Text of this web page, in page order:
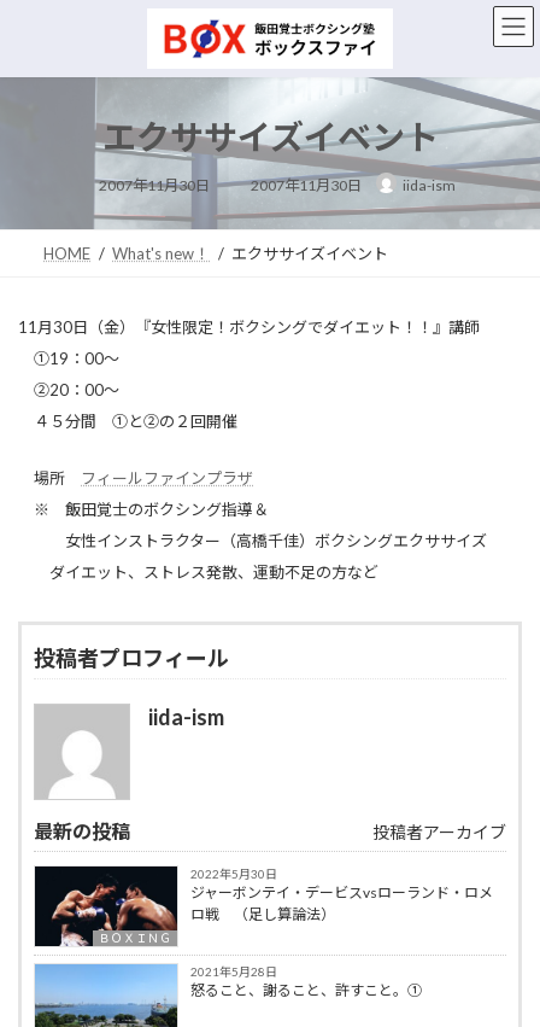
ン
プ
ー
動
エクササイズイベント
2007年11月30日
最
終
新
日
時
:
2007年11月30日 iida-ism
HOME What's new！ エクササイズイベント
11月30日（金）『女性限定！ボクシングでダイエット！！』講師
①19：00～
②20：00～
４５分間 ①と②の２回開催
場所
フィールファインプラザ
※ 飯田覚士のボクシング指導＆
女性インストラクター（高橋千佳）ボクシングエクササイズ
ダイエット、ストレス発散、運動不足の方など
投稿者プロフィール
iida-ism
最新の投稿 投稿者アーカイブ
ＢＯＸＩＮＧ
2022年5月30日
ジャーボンテイ・デービスvsローランド・ロメ
ロ戦 （足し算論法）
2021年5月28日
怒ること、謝ること、許すこと。①